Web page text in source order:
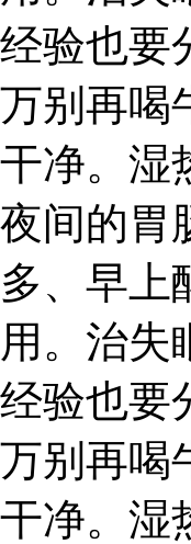
经验也要
万别再喝
干净。湿
夜间的胃
多、早上
用。治失
经验也要
万别再喝
干净。湿